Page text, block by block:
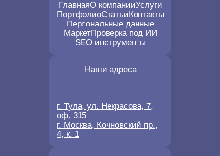
ГлавнаяО компанииУслуги
ПортфолиоСтатьиКонтакты
Персональные данные
МаркетПроверка под ИИ
SEO инструменты
Наши адреса
г. Тула, ул. Некрасова, 7,
оф. 315
г. Москва, Кочновский пр.,
4, к. 1